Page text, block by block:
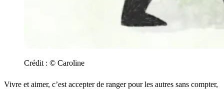
Crédit : © Caroline
Vivre et aimer, c’est accepter de ranger pour les autres sans compter,